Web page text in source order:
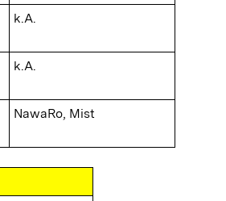
k.A.
k.A.
NawaRo, Mist